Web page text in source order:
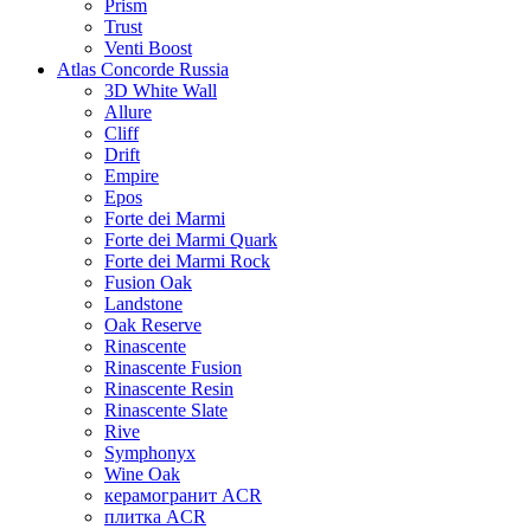
Prism
Trust
Venti Boost
Atlas Concorde Russia
3D White Wall
Allure
Cliff
Drift
Empire
Epos
Forte dei Marmi
Forte dei Marmi Quark
Forte dei Marmi Rock
Fusion Oak
Landstone
Oak Reserve
Rinascente
Rinascente Fusion
Rinascente Resin
Rinascente Slate
Rive
Symphonyx
Wine Oak
керамогранит ACR
плитка ACR